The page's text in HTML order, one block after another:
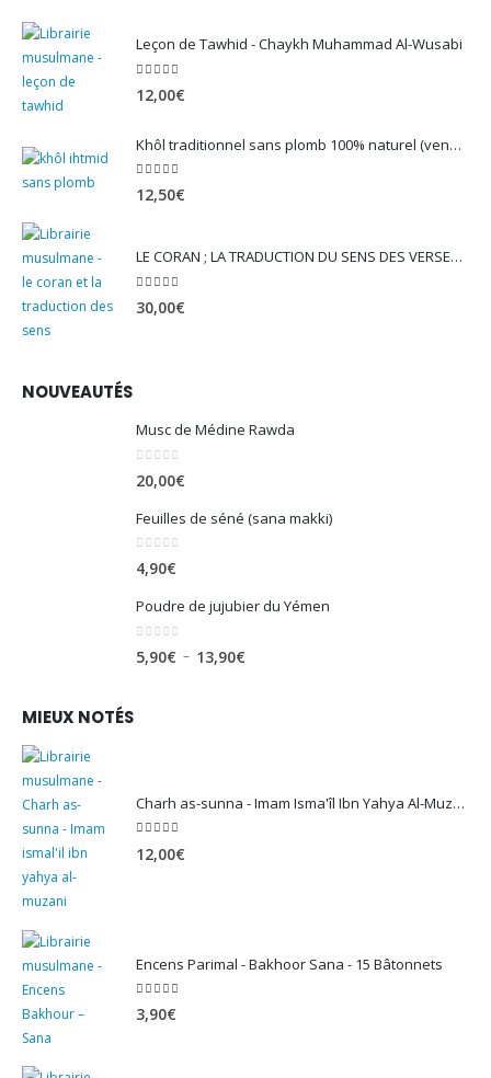
Leçon de Tawhid - Chaykh Muhammad Al-Wusabi
12,00€
Khôl traditionnel sans plomb 100% naturel (vendu avec son mirwed)
4.82sur 5
12,50€
LE CORAN ; LA TRADUCTION DU SENS DES VERSET - EDITION TAWBAH
30,00€
NOUVEAUTÉS
Musc de Médine Rawda
20,00€
Feuilles de séné (sana makki)
0 sur 5
4,90€
Poudre de jujubier du Yémen
5,90€ – 13,90€
MIEUX NOTÉS
Charh as-sunna - Imam Isma'îl Ibn Yahya Al-Muzanî
12,00€
Encens Parimal - Bakhoor Sana - 15 Bâtonnets
5.00sur 5
3,90€